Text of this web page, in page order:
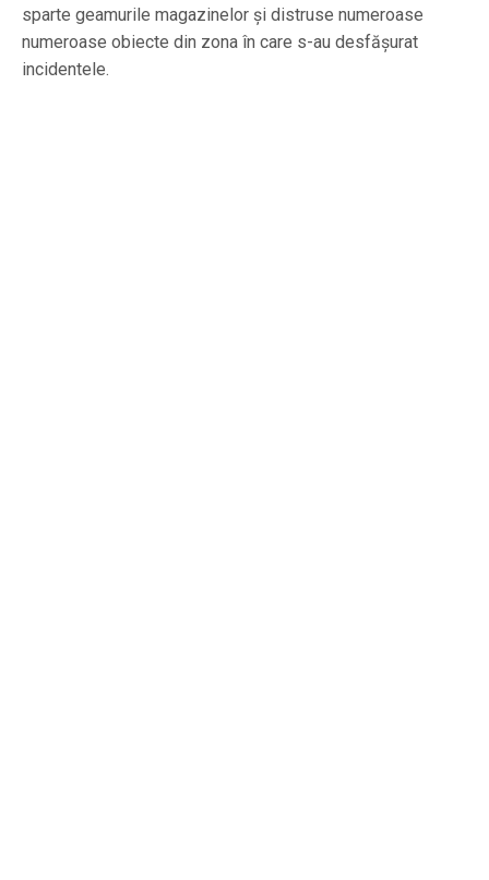
sparte geamurile magazinelor și distruse numeroase
numeroase obiecte din zona în care s-au desfășurat
incidentele.